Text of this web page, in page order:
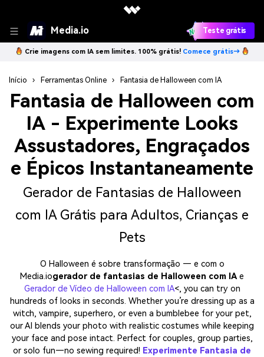
Media.io Teste grátis
Crie imagens com IA sem limites. 100% grátis! Comece grátis→
Início › Ferramentas Online › Fantasia de Halloween com IA
Fantasia de Halloween com
IA- Experimente Looks
Assustadores, Engraçados
e Épicos Instantaneamente
Gerador de Fantasias de Halloween
com IA Grátis para Adultos, Crianças e
Pets
O Halloween é sobre transformação — e com o
Media.iogerador de fantasias de Halloween com IAe
Gerador de Vídeo de Halloween com IA<, you can try on
hundreds of looks in seconds. Whether you’re dressing up as a
witch, vampire, superhero, or even a bumblebee for your pet,
our AI blends your photo with realistic costumes while keeping
your face and pose intact. Perfect for couples, group parties,
or solo fun—no sewing required! Experimente Fantasia de